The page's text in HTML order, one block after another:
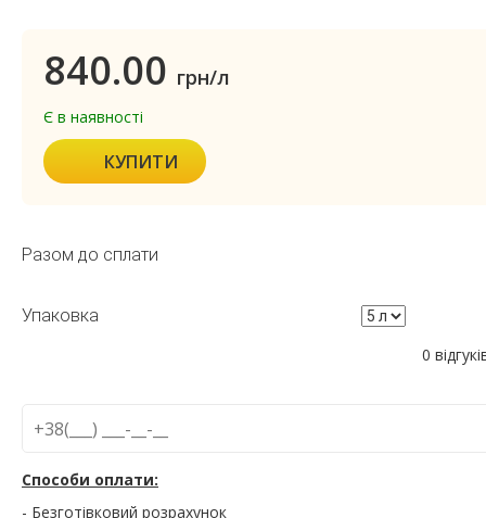
840.00 грн/л
Є в наявності
КУПИТИ
Разом до сплати
Упаковка
0
Способи оплати:
- Безготівковий розрахунок